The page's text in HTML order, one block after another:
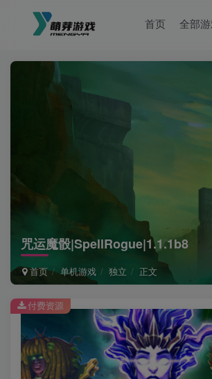
首页 全部
咒运魔骰|SpellRogue|1.1.1b8
首页 单机游戏 独立 正文
付费资源